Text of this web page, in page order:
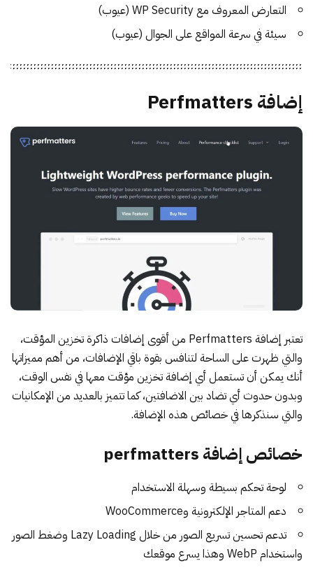
التعارض المعروف مع WP Security (عيوب)
سيئة في سرعة المواقع على الجوال (عيوب)
إضافة Perfmatters
تعتبر إضافة Perfmatters
من أقوى إضافات ذاكرة تخزين المؤقت،
والتي ظهرت على الساحة لتنافس بقوة باقي الإضافات، من أهم مميزاتها
أنك يمكن أن تستعمل أي إضافة تخزين مؤقت معها في نفس الوقت،
وبدون حدوث أي تضاد بين الاضافتين، كما تتميز بالعديد من الإمكانيات
والتي سنذكرها في خصائص هذه الإضافة.
خصائص إضافة perfmatters
لوحة تحكم بسيطة وسهلة الاستخدام
دعم المتاجر الإلكترونية وWooCommerce
تدعم تحسين تسريع الصور من خلال Lazy Loading وضغط الصور
واستخدام WebP وهذا يسرع موقعك